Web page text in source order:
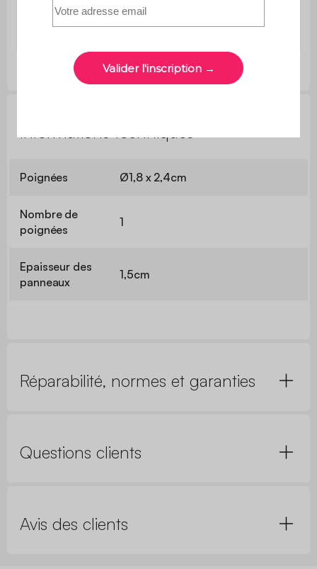
Nombre de
1
Poignées Ø1,8 x 2,4cm
Nombre de
poignées
1
Epaisseur des
panneaux
1,5cm
Réparabilité, normes et garanties
Questions clients
Avis des clients